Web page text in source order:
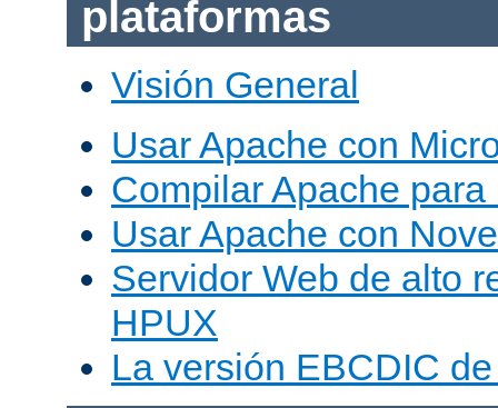
plataformas
Visión General
Usar Apache con
Compilar Apache
Usar Apache con
Servidor Web de alto
HPUX
La versión EBCDIC